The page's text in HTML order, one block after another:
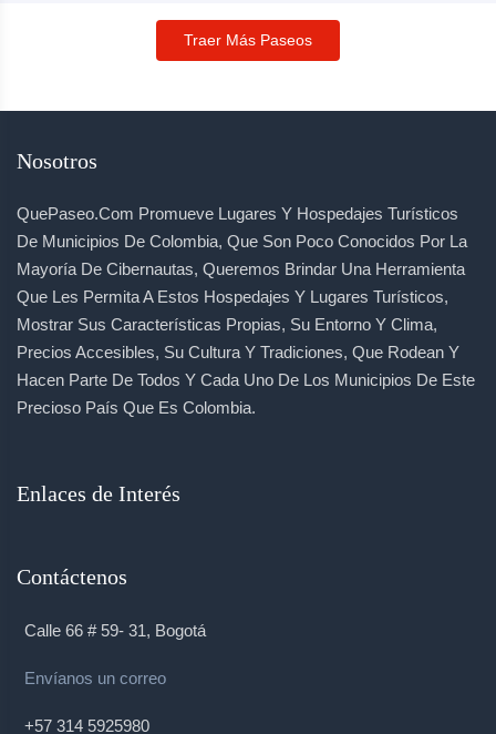
Traer Más Paseos
Nosotros
QuePaseo.com Promueve Lugares Y Hospedajes Turísticos
De Municipios De Colombia, Que Son Poco Conocidos Por La
Mayoría De Cibernautas, Queremos Brindar Una Herramienta
Que Les Permita A Estos Hospedajes Y Lugares Turísticos,
Mostrar Sus Características Propias, Su Entorno Y Clima,
Precios Accesibles, Su Cultura Y Tradiciones, Que Rodean Y
Hacen Parte De Todos Y Cada Uno De Los Municipios De Este
Precioso País Que Es Colombia.
Enlaces de Interés
Contáctenos
Calle 66 # 59- 31, Bogotá
Envíanos un correo
+57 314 5925980